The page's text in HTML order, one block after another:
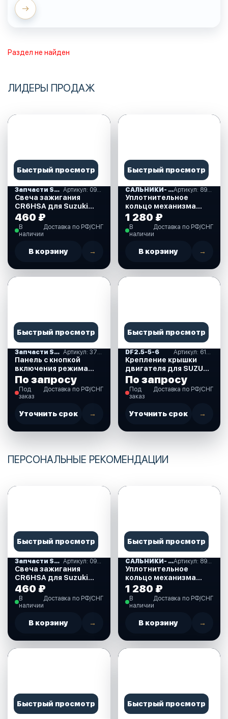
Раздел не найден
ЛИДЕРЫ ПРОДАЖ
Быстрый просмотр
Запчасти SUZUKI Артикул: 09482-00406-000
Свеча зажигания
CR6HSA для Suzuki
DF2.5 л.с. (09482-
00406-000)
460 ₽
В
наличии
Доставка по РФ/СНГ
В корзину →
Быстрый просмотр
САЛЬНИКИ- ПРОКЛАДКИ "MERCURY" (16) Артикул: 893917A01
Уплотнительное
кольцо механизма
ручного подъема для
Mercury 30-40 л.с.
(893917A01)
1 280 ₽
В
наличии
Доставка по РФ/СНГ
В корзину →
Быстрый просмотр
Запчасти SUZUKI Артикул: 37860-87L00-000
Панель с кнопкой
включения режима
Troll (троллинг) для
Suzuki DF40-350 л.с.
(37860-87L00-000)
По запросу
Под
заказ
Доставка по РФ/СНГ
Уточнить срок →
Быстрый просмотр
DF2.5-5-6 Артикул: 61611-97J01-000
Крепление крышки
двигателя для SUZUKI
DF2.5 л.с. (61611-
97J01-000)
По запросу
Под
заказ
Доставка по РФ/СНГ
Уточнить срок →
ПЕРСОНАЛЬНЫЕ РЕКОМЕНДАЦИИ
Быстрый просмотр
Запчасти SUZUKI
Свеча зажигания
CR6HSA для Suzuki
DF2.5 л.с. (09482-
00406-000)
460 ₽
В
наличии
Доставка по РФ/СНГ
В корзину →
Быстрый просмотр
САЛЬНИКИ- ПРОКЛАДКИ "MERCURY" (16) Артикул: 893917A01
Уплотнительное
кольцо механизма
ручного подъема для
Mercury 30-40 л.с.
(893917A01)
1 280 ₽
В
наличии
Доставка по РФ/СНГ
В корзину →
Быстрый просмотр Быстрый просмотр